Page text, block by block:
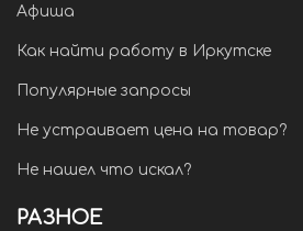
Афиша
Как найти работу в Иркутске
Популярные запросы
Не устраивает цена на товар?
Не нашел что искал?
РАЗНОЕ